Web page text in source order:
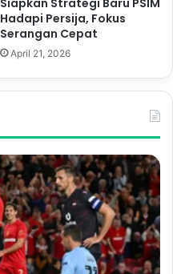
Hadapi Persija, Fokus
Serangan Cepat
April 21, 2026